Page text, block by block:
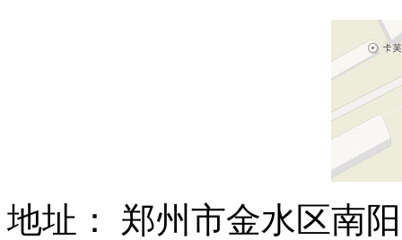
地址： 郑州市金水区南